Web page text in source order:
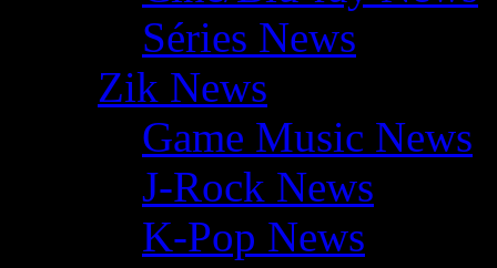
Séries News
Zik News
Game Music News
J-Rock News
K-Pop News